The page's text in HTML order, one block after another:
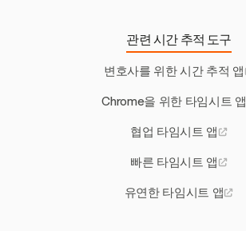
관련 시간 추적 도구
변호사를 위한 시간 추적 앱
Chrome을 위한 타임시트 앱
협업 타임시트 앱
빠른 타임시트 앱
유연한 타임시트 앱